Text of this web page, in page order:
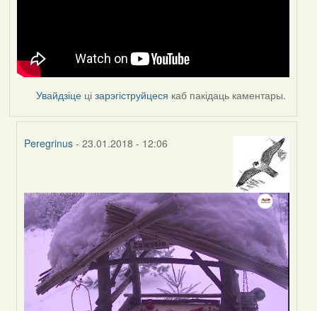
Увайдзіце цізарэгіструйцеся каб пакідаць каментары.
Peregrinus - 23.01.2018 - 12:06
to
by
Feather